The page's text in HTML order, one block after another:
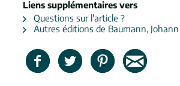
Liens supplémentaires vers
Questions sur l'article ?
Autres éditions de Baumann,